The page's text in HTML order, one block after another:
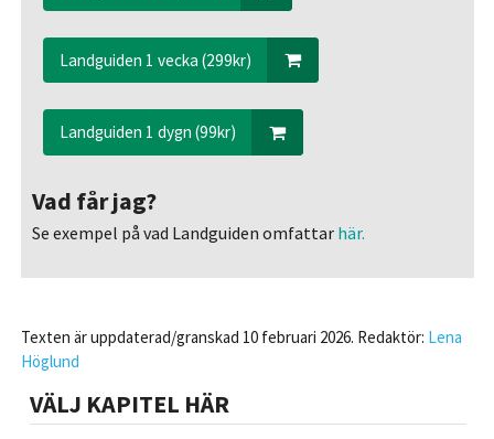
Landguiden 1 vecka (299kr)
Landguiden 1 dygn (99kr)
Vad får jag?
Se exempel på vad Landguiden omfattarhär.
Texten är uppdaterad/granskad 10 februari 2026. Redaktör: Lena
Höglund
VÄLJ KAPITEL HÄR